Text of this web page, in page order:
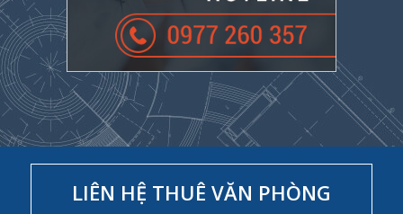
LIÊN HỆ THUÊ VĂN PHÒNG